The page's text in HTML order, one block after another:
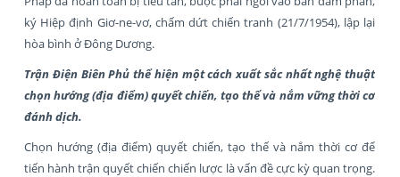
ký Hiệp định Giơ-ne-vơ, chấm dứt chiến tranh (21/7/1954), lập lại
hòa bình ở Đông Dương.
Trận Điện Biên Phủ thể hiện một cách xuất sắc nhất nghệ thuật
chọn hướng (địa điểm) quyết chiến, tạo thế và nắm vững thời cơ
đánh dịch.
Chọn hướng (địa điểm) quyết chiến, tạo thế và nắm thời cơ để
tiến hành trận quyết chiến chiến lược là vấn đề cực kỳ quan trọng.